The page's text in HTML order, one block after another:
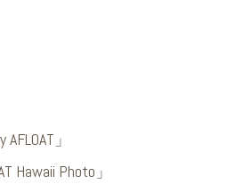
」
Hawaii Photo」